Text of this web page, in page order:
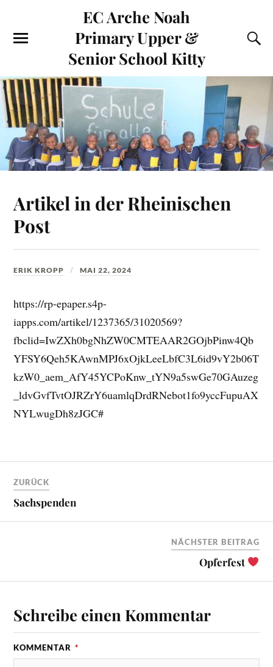
EC Arche Noah
Primary Upper &
Senior School Kitty
Artikel in der Rheinischen
Post
ERIK KROPP MAI 22, 2024
https://rp-epaper.s4p-
iapps.com/artikel/1237365/31020569?
fbclid=IwZXh0bgNhZW0CMTEAAR2GOjbPinw4Qb
YFSY6Qeh5KAwnMPJ6xOjkLeeLbfC3L6id9vY2b06T
kzW0_aem_AfY45YCPoKnw_tYN9a5swGe70GAuzeg
_ldvGvfTvtOJRZrY6uamlqDrdRNebot1fo9yccFupuAX
NYLwugDh8zJGC#
ZURÜCK
Sachspenden
NÄCHSTER BEITRAG
Opferfest
Schreibe einen Kommentar
KOMMENTAR *